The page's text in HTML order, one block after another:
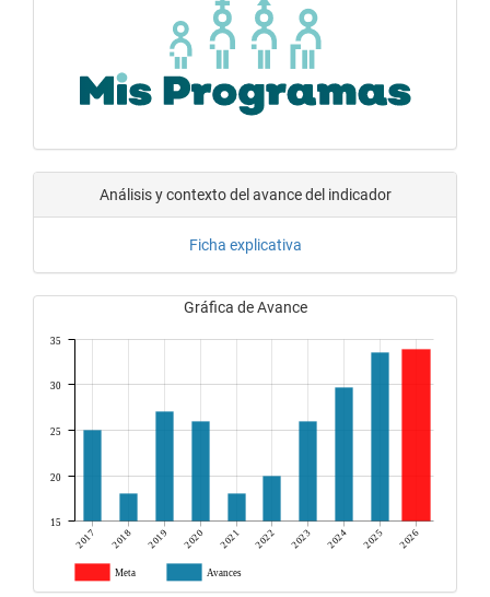
Análisis y contexto del avance del indicador
Ficha explicativa
Gráfica de Avance
2017 2018 2019 2020 2021 2022 2023 2024 2025 2026
15
20
25
30
35
Meta Avances